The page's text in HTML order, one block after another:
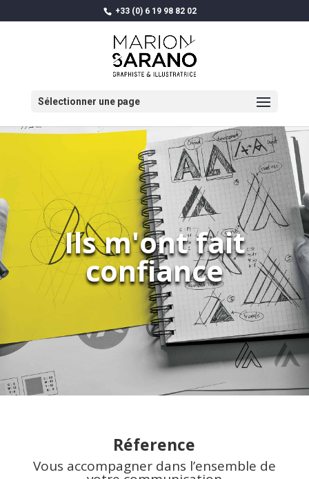
+33 (0) 6 19 98 82 02
Sélectionner une page
Ils m'ont fait
confiance
Réference
Vous accompagner dans l’ensemble de